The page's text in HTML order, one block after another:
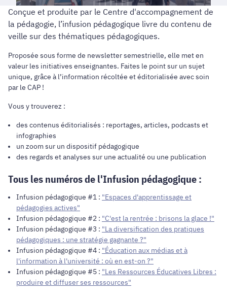
Conçue et produite par le Centre d'accompagnement de
la pédagogie, l’infusion pédagogique livre du contenu de
veille sur des thématiques pédagogiques.
Proposée sous forme de newsletter semestrielle, elle met en
valeur les initiatives enseignantes. Faites le point sur un sujet
unique, grâce à l’information récoltée et éditorialisée avec soin
par le CAP !
Vous y trouverez :
des contenus éditorialisés : reportages, articles, podcasts et
infographies
un zoom sur un dispositif pédagogique
des regards et analyses sur une actualité ou une publication
Tous les numéros de l'Infusion pédagogique :
Infusion pédagogique #1 : "Espaces d'apprentissage et
pédagogies actives"
Infusion pédagogique #2 : "C'est la rentrée : brisons la glace !"
Infusion pédagogique #3 : "La diversification des pratiques
pédagogiques : une stratégie gagnante ?"
Infusion pédagogique #4 : "Éducation aux médias et à
l'information à l'université : où en est-on ?"
Infusion pédagogique #5 : "Les Ressources Éducatives Libres :
produire et diffuser ses ressources"